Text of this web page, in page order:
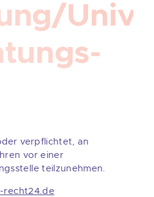
verpflichtet, an
vor einer
teilzunehmen.
recht24.de